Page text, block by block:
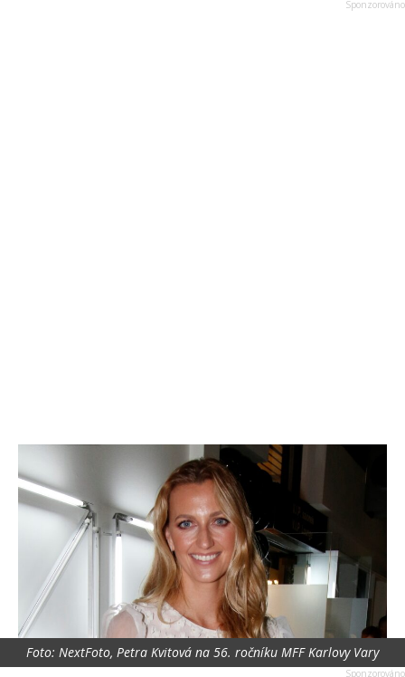
Foto: NextFoto, Petra Kvitová na 56. ročníku MFF Karlovy Vary